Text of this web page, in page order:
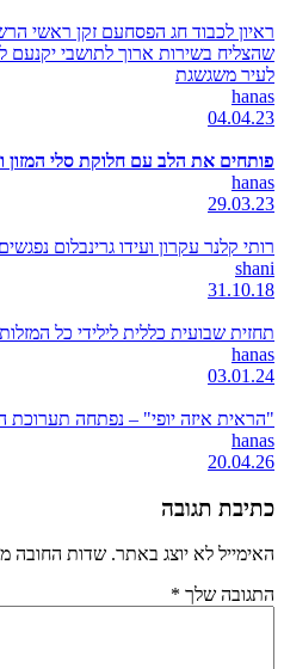
ראיון לכבוד חג הפסחעם זקן ראשי
שהצליח בשירות ארוך לתושבי
לעיר משגשגת
hanas
04.04.23
פותחים את הלב עם חלוקת סלי המזון
hanas
29.03.23
רותי קלנר עקרון ועידו גרינבלום
shani
31.10.18
תחזית שבועית כללית לילידי כל המזלות
hanas
03.01.24
"הראית איזה יופי" – נפתחה תערוכת
hanas
20.04.26
כתיבת תגובה
האימייל לא יוצג באתר. שדות החובה
התגובה שלך *